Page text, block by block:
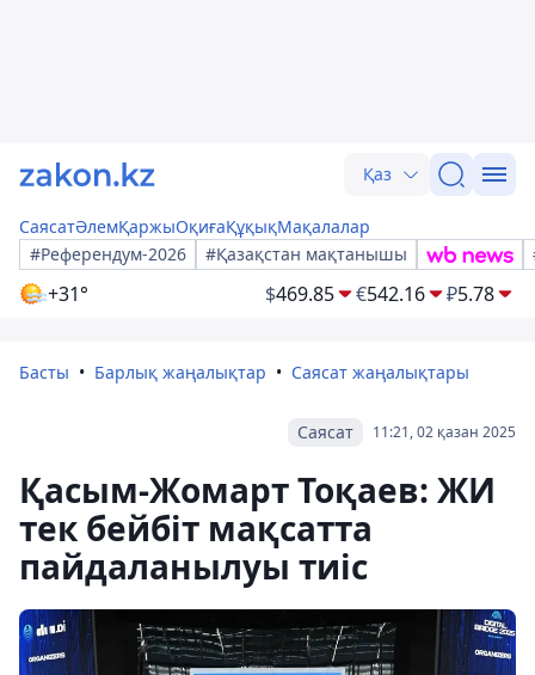
Қаз
СаясатӘлемҚаржыОқиғаҚұқықМақалалар
#Референдум-2026
#Қазақстан мақтанышы
+31° $469.85 €542.16 ₽5.78
Басты Барлық жаңалықтар Саясат жаңалықтары
11:21, 02 қазан 2025
Саясат
Қасым-Жомарт Тоқаев: ЖИ
тек бейбіт мақсатта
пайдаланылуы тиіс